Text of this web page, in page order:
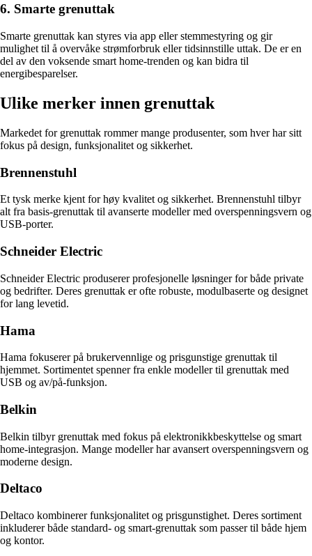
6. Smarte grenuttak
Smarte grenuttak kan styres via app eller stemmestyring og gir
mulighet til å overvåke strømforbruk eller tidsinnstille uttak. De er en
del av den voksende smart home-trenden og kan bidra til
energibesparelser.
Ulike merker innen grenuttak
Markedet for grenuttak rommer mange produsenter, som hver har sitt
fokus på design, funksjonalitet og sikkerhet.
Brennenstuhl
Et tysk merke kjent for høy kvalitet og sikkerhet. Brennenstuhl tilbyr
alt fra basis-grenuttak til avanserte modeller med overspenningsvern og
USB-porter.
Schneider Electric
Schneider Electric produserer profesjonelle løsninger for både private
og bedrifter. Deres grenuttak er ofte robuste, modulbaserte og designet
for lang levetid.
Hama
Hama fokuserer på brukervennlige og prisgunstige grenuttak til
hjemmet. Sortimentet spenner fra enkle modeller til grenuttak med
USB og av/på-funksjon.
Belkin
Belkin tilbyr grenuttak med fokus på elektronikkbeskyttelse og smart
home-integrasjon. Mange modeller har avansert overspenningsvern og
moderne design.
Deltaco
Deltaco kombinerer funksjonalitet og prisgunstighet. Deres sortiment
inkluderer både standard- og smart-grenuttak som passer til både hjem
og kontor.